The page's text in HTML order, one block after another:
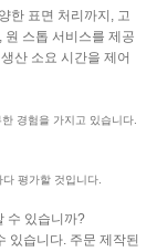
한 표면 처리까지, 고
스톱 서비스를 제공
산 소요 시간을 제어
경험을 가지고 있습니다.
평가할 것입니다.
수 있습니까?
있습니다. 주문 제작된